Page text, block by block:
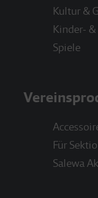
Kultur &
Kinder-
Spiele
Für
Salewa